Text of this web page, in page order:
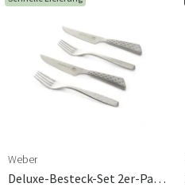
Weber
Deluxe-Besteck-Set 2er-Pack Edelstahl